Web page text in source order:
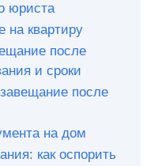
юриста
на квартиру
после
и сроки
после
на дом
как оспорить